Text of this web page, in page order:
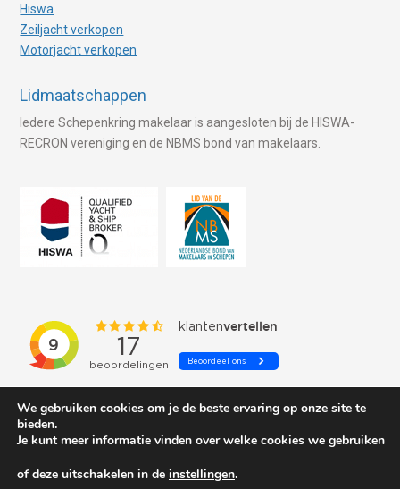
Hiswa
Zeiljacht verkopen
Motorjacht verkopen
Lidmaatschappen
Iedere Schepenkring makelaar is aangesloten bij de HISWA-
RECRON vereniging en de NBMS bond van makelaars.
We gebruiken cookies om je de beste ervaring op onze site te
bieden.
Je kunt meer informatie vinden over welke cookies we gebruiken
of deze uitschakelen in de instellingen.